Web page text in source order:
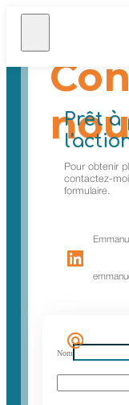
Nom
Prêtà
Pour obtenir
contactez-
formulaire.